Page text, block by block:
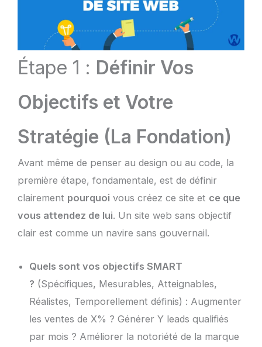
Étape 1 : Définir Vos
Objectifs et Votre
Stratégie (La Fondation)
Avant même de penser au design ou au code, la
première étape, fondamentale, est de définir
clairement pourquoi vous créez ce site et ce que
vous attendez de lui. Un site web sans objectif
clair est comme un navire sans gouvernail.
Quels sont vos objectifs SMART
? (Spécifiques, Mesurables, Atteignables,
Réalistes, Temporellement définis) : Augmenter
les ventes de X% ? Générer Y leads qualifiés
par mois ? Améliorer la notoriété de la marque